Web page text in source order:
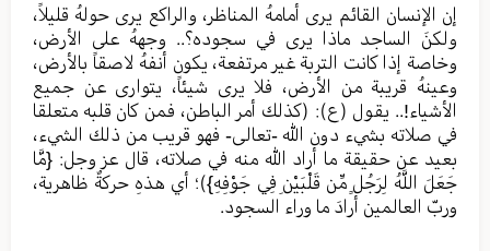
إن الإنسان القائم يرى أمامهُ المناظر، والراكع يرى حولهُ قليلاً،
ولكنَ الساجد ماذا يرى في سجوده؟.. وجههُ على الأرض،
وخاصة إذا كانت التربة غير مرتفعة، يكون أنفهُ لاصقاً بالأرض،
وعينهُ قريبة من الأرض، فلا يرى شيئاً، يتوارى عن جميع
الأشياء!.. يقول (ع): (كذلك أمر الباطن، فمن كان قلبه متعلقا
في صلاته بشيء دون الله -تعالى- فهو قريب من ذلك الشيء،
بعيد عن حقيقة ما أراد الله منه في صلاته، قال عز وجل: {مَّا
جَعَلَ اللَّهُ لِرَجُلٍ مِّن قَلْبَيْنِ فِي جَوْفِهِ})؛ أي هذهِ حركةٌ ظاهرية،
وربّ العالمين أرادَ ما وراء السجود.